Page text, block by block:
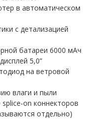
в автоматическом
с детализацией
батареи 6000 мАч
5,0”
на ветровой
влаги и пыли
on коннекторов
отдельно)